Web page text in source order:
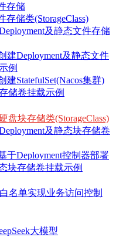
存储
存储类(StorageClass)
及静态文件存储
建Deployment及静态文件
例
建StatefulSet(Nacos集群)
储卷挂载示例
盘块存储类(StorageClass)
及静态块存储卷
于Deployment控制器部署
块存储卷挂载示例
名单实现业务访问控制
大模型